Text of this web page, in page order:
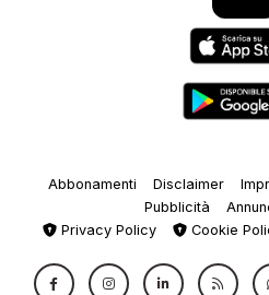
Abbonamenti Disclaimer
Pubblicità
Privacy Policy
Cookie